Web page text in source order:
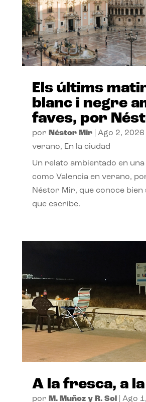
Els últims
blanc i negre
faves, por
por Néstor Mir| Ago 2, 2026
verano, En la ciudad
Un relato ambientado en una
como Valencia en verano,
Néstor Mir, que conoce bien
que escribe.
A la fresca, a
por M. Muñoz y R. Sol| Ago